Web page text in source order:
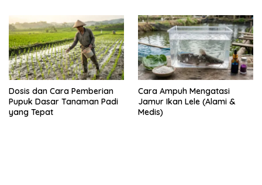
Dosis dan Cara Pemberian
Pupuk Dasar Tanaman Padi
yang Tepat
Cara Ampuh Mengatasi
Jamur Ikan Lele (Alami &
Medis)